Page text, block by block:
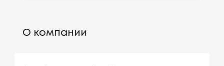
О компании